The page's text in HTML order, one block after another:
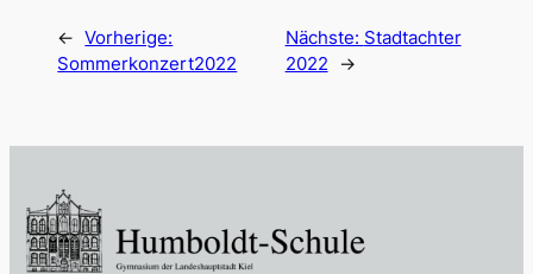
← Vorherige:
Sommerkonzert2022
Nächste: Stadtachter
2022
→